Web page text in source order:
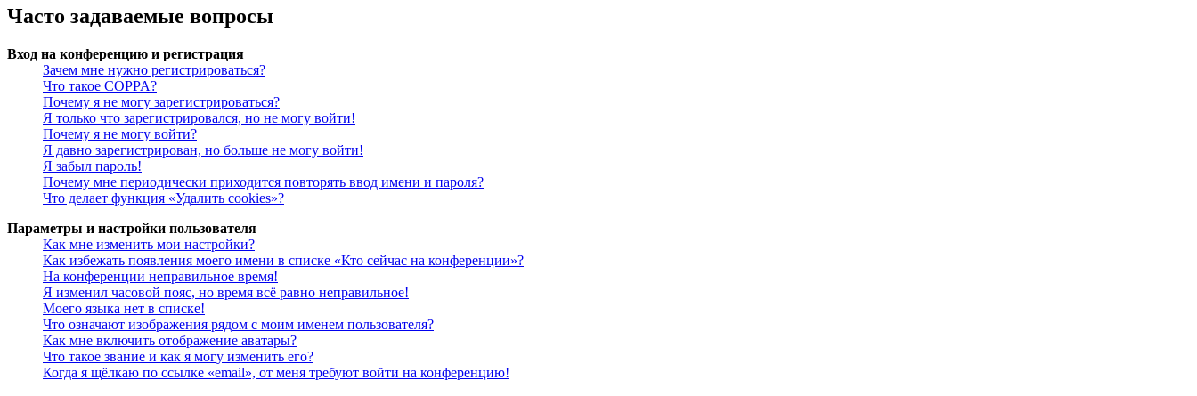
Часто задаваемые вопросы
Вход на конференцию и регистрация
Зачем мне нужно регистрироваться?
Что такое COPPA?
Почему я не могу зарегистрироваться?
Я только что зарегистрировался, но не могу войти!
Почему я не могу войти?
Я давно зарегистрирован, но больше не могу войти!
Я забыл пароль!
Почему мне периодически приходится повторять ввод имени и пароля?
Что делает функция «Удалить cookies»?
Параметры и настройки пользователя
Как мне изменить мои настройки?
Как избежать появления моего имени в списке «Кто сейчас на конференции»?
На конференции неправильное время!
Я изменил часовой пояс, но время всё равно неправильное!
Моего языка нет в списке!
Что означают изображения рядом с моим именем пользователя?
Как мне включить отображение аватары?
Что такое звание и как я могу изменить его?
Когда я щёлкаю по ссылке «email», от меня требуют войти на конференцию!